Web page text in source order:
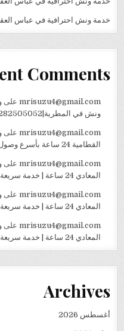
خدمة ونش احترافية في عباس
Comments
mrisuzu4@gmail.comعلى
ونش في المطرية|01282505052
mrisuzu4@gmail.comعلى
القطامية 24 ساعة بأسرع وصول
mrisuzu4@gmail.comعلى
المعادي 24 ساعة | خدمة سريعة وآمنة
mrisuzu4@gmail.comعلى
المعادي 24 ساعة | خدمة سريعة وآمنة
mrisuzu4@gmail.comعلى
المعادي 24 ساعة | خدمة سريعة وآمنة
Archives
أغسطس 2026